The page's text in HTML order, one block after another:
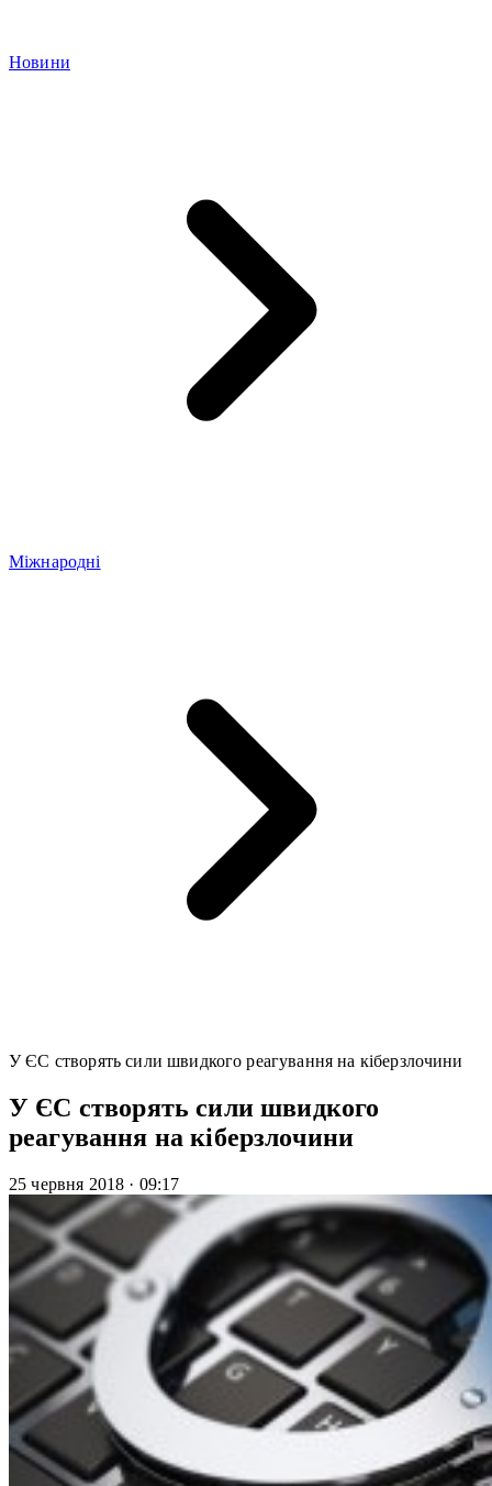
Новини
Міжнародні
У ЄС створять сили швидкого реагування на кіберзлочини
У ЄС створять сили швидкого
реагування на кіберзлочини
25 червня 2018 · 09:17